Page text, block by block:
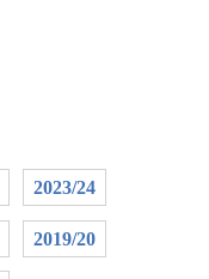
2023/24
2019/20